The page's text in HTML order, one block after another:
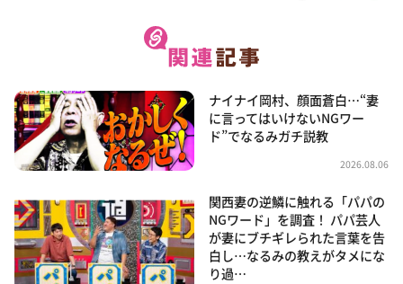
ナイナイ岡村、顔面蒼白…“妻
に言ってはいけないNGワー
ド”でなるみガチ説教
2026.08.06
関西妻の逆鱗に触れる「パパの
NGワード」を調査！ パパ芸人
が妻にブチギレられた言葉を告
白し…なるみの教えがタメにな
り過…